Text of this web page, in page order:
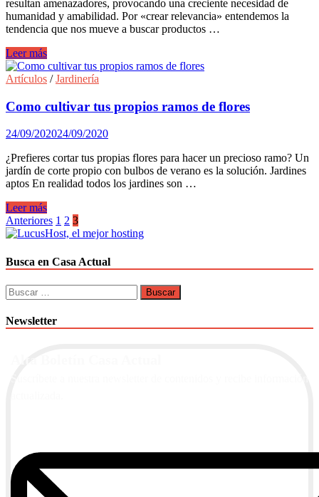
flor?
resultan amenazadores, provocando una creciente necesidad de
humanidad y amabilidad. Por «crear relevancia» entendemos la
tendencia que nos mueve a buscar productos …
Crear
relevancia
en
jardín
con
bulbos
de
flor
Leer más
Artículos /Jardinería
Como cultivar tus propios ramos de flores
24/09/202024/09/2020
¿Prefieres cortar tus propias flores para hacer un precioso ramo? Un
jardín de corte propio con bulbos de verano es la solución. Jardines
aptos En realidad todos los jardines son …
Como
cultivar
tus
ramos
de
flores
Leer más
Paginación
de
entradas
Anteriores 1 2 3
Busca en Casa Actual
Buscar:
Newsletter